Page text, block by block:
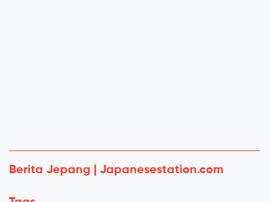
Berita Jepang | Japanesestation.com